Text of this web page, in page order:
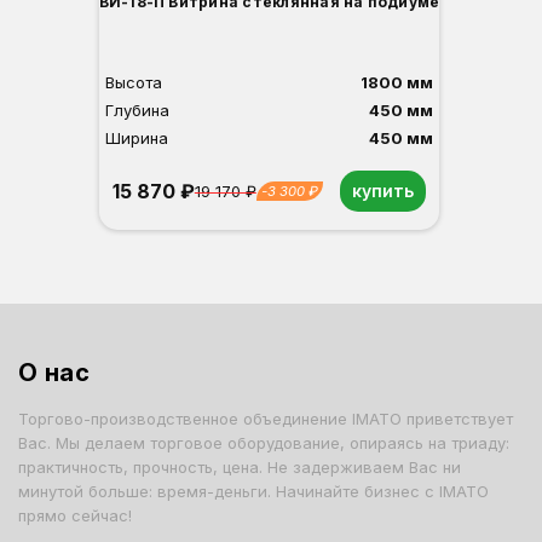
Высота
1800 мм
Глубина
450 мм
Ширина
450 мм
15 870 ₽19 170 ₽ -3 300 ₽ купить
О нас
Торгово-производственное объединение IMATO приветствует
Вас. Мы делаем торговое оборудование, опираясь на триаду:
практичность, прочность, цена. Не задерживаем Вас ни
минутой больше: время-деньги. Начинайте бизнес с IMATO
прямо сейчас!